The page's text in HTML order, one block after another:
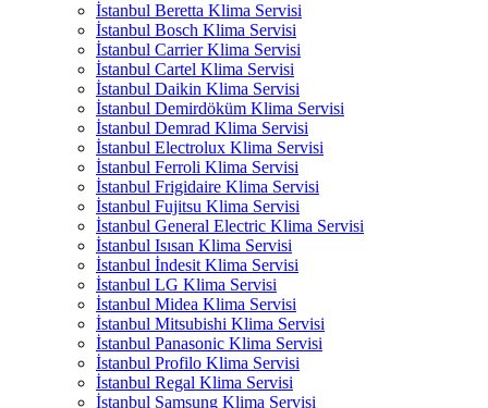
İstanbul Beretta Klima Servisi
İstanbul Bosch Klima Servisi
İstanbul Carrier Klima Servisi
İstanbul Cartel Klima Servisi
İstanbul Daikin Klima Servisi
İstanbul Demirdöküm Klima Servisi
İstanbul Demrad Klima Servisi
İstanbul Electrolux Klima Servisi
İstanbul Ferroli Klima Servisi
İstanbul Frigidaire Klima Servisi
İstanbul Fujitsu Klima Servisi
İstanbul General Electric Klima Servisi
İstanbul Isısan Klima Servisi
İstanbul İndesit Klima Servisi
İstanbul LG Klima Servisi
İstanbul Midea Klima Servisi
İstanbul Mitsubishi Klima Servisi
İstanbul Panasonic Klima Servisi
İstanbul Profilo Klima Servisi
İstanbul Regal Klima Servisi
İstanbul Samsung Klima Servisi